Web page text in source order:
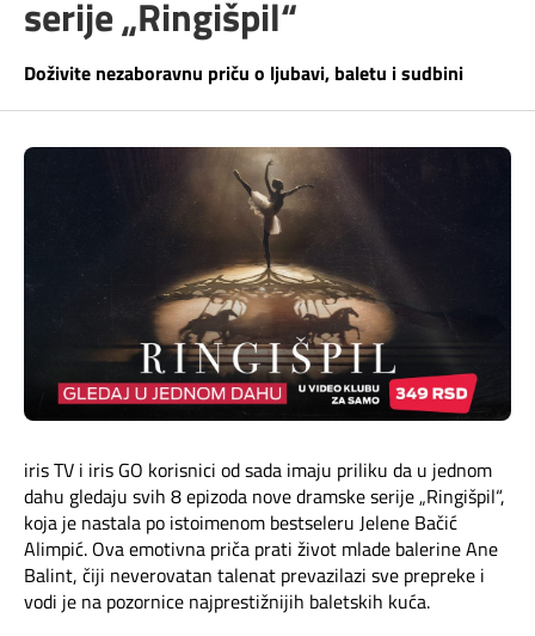
Pozivi ka inostranstvu
iris TV
Antena PLUS
Šta da gledam?
Telefonski imenik
Samouslužni servisi
Dokumenta i uputstva
Kontakt centar
Kako do nas?
Rešavanje problema
Česta pitanja
Pokrivenost mreže
Mapa brzina
eRačun
serije „Ringišpil“
Doživite nezaboravnu priču o ljubavi, baletu i sudbini
iris TV i iris GO korisnici od sada imaju priliku da u jednom
dahu gledaju svih 8 epizoda nove dramske serije „Ringišpil“,
koja je nastala po istoimenom bestseleru Jelene Bačić
Alimpić. Ova emotivna priča prati život mlade balerine Ane
Balint, čiji neverovatan talenat prevazilazi sve prepreke i
vodi je na pozornice najprestižnijih baletskih kuća.